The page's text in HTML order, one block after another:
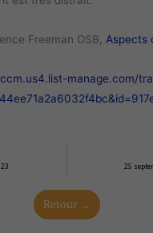
Freeman OSB, Aspects
manage.com/
25
Retour →